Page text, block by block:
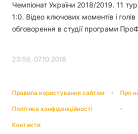
Чемпіонат України 2018/2019. 11
1:0. Відео ключових моментів і
обговорення в студії програми
23:59, 07.10.2018
Правила користування сайтом Про
Політика конфіденційності
Контакти